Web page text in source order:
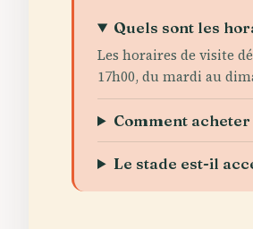
Quels sont les
Les horaires de visite
17h00, du mardi au
Comment
Le stade est-il